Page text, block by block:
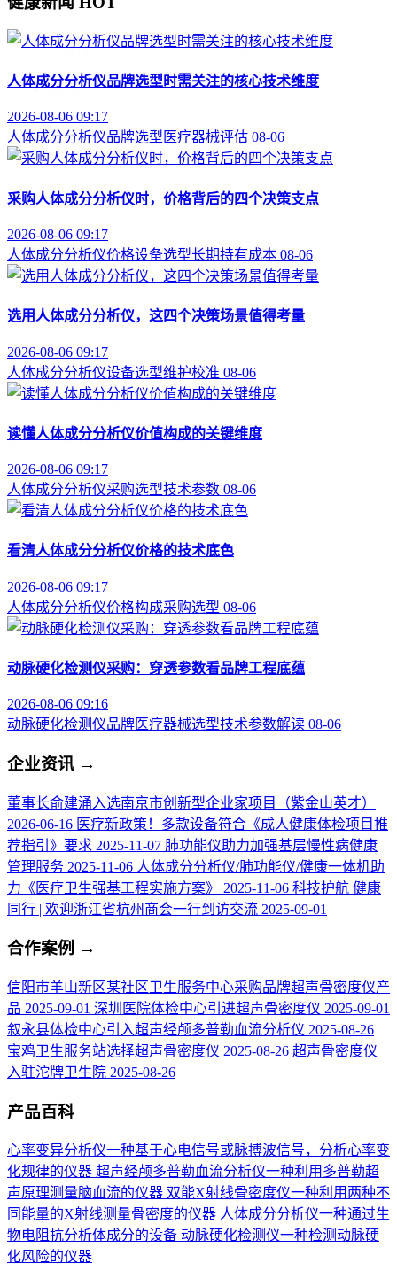
人体成分分析仪品牌选型时需关注的核心技术维度
2026-08-06 09:17
人体成分分析仪品牌选型 医疗器械评估 08-06
采购人体成分分析仪时，价格背后的四个决策支点
2026-08-06 09:17
人体成分分析仪价格设备选型长期持有成本 08-06
选用人体成分分析仪，这四个决策场景值得考量
2026-08-06 09:17
人体成分分析仪设备选型维护校准 08-06
读懂人体成分分析仪价值构成的关键维度
2026-08-06 09:17
人体成分分析仪采购选型技术参数 08-06
看清人体成分分析仪价格的技术底色
2026-08-06 09:17
人体成分分析仪价格构成采购选型 08-06
动脉硬化检测仪采购：穿透参数看品牌工程底蕴
2026-08-06 09:16
动脉硬化检测仪品牌医疗器械选型技术参数解读 08-06
企业资讯 →
董事长俞建涌入选南京市创新型企业家项目（紫金山英才）
2026-06-16 医疗新政策！多款设备符合《成人健康体检项目推
荐指引》要求 2025-11-07 肺功能仪助力加强基层慢性病健康
管理服务 2025-11-06 人体成分分析仪/肺功能仪/健康一体机助
力《医疗卫生强基工程实施方案》
2025-11-06 科技护航 健康
同行 | 欢迎浙江省杭州商会一行到访交流 2025-09-01
合作案例 →
信阳市羊山新区某社区卫生服务中心采购品牌超声骨密度仪产
品 2025-09-01 深圳医院体检中心引进超声骨密度仪 2025-09-01
叙永县体检中心引入超声经颅多普勒血流分析仪 2025-08-26
宝鸡卫生服务站选择超声骨密度仪 2025-08-26 超声骨密度仪
入驻沱牌卫生院 2025-08-26
产品百科
心率变异分析仪一种基于心电信号或脉搏波信号，分析心率变
化规律的仪器 超声经颅多普勒血流分析仪一种利用多普勒超
声原理测量脑血流的仪器 双能X射线骨密度仪一种利用两种不
同能量的X射线测量骨密度的仪器 人体成分分析仪一种通过生
物电阻抗分析体成分的设备 动脉硬化检测仪一种检测动脉硬
化风险的仪器